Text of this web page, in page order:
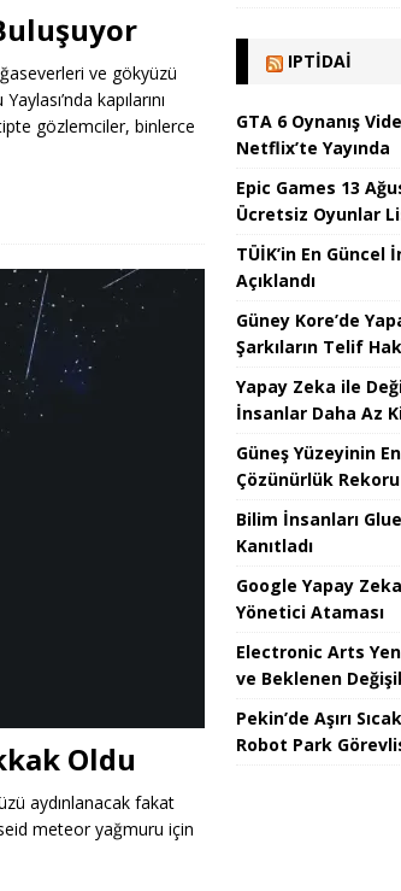
ve gökyüzü
kapılarını
gözlemciler, binlerce
Oldu
aydınlanacak fakat
meteor yağmuru için
IPTIDAI
GTA 6 Oynanış
Netflix’te Yayında
Epic Games 13
Ücretsiz Oyunlar
TÜİK’in En
Açıklandı
Güney Kore’de
Şarkıların Telif
Yapay Zeka ile
İnsanlar Daha Az
Güneş Yüzeyinin
Çözünürlük Rekoru
Bilim İnsanları
Kanıtladı
Google Yapay
Yönetici Ataması
Electronic Arts
ve Beklenen
Pekin’de Aşırı
Robot Park